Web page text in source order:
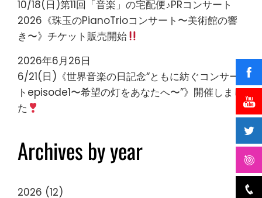
10/18(日)第11回「音楽」の宅配便♪PRコンサート
2026《珠玉のPianoTrioコンサート〜美術館の響
き〜》チケット販売開始
2026年6月26日
6/21(日)《世界音楽の日記念“ともに紡ぐコンサー
トepisode1〜希望の灯をあなたへ〜”》開催しまし
た
Archives by year
2026 (12)